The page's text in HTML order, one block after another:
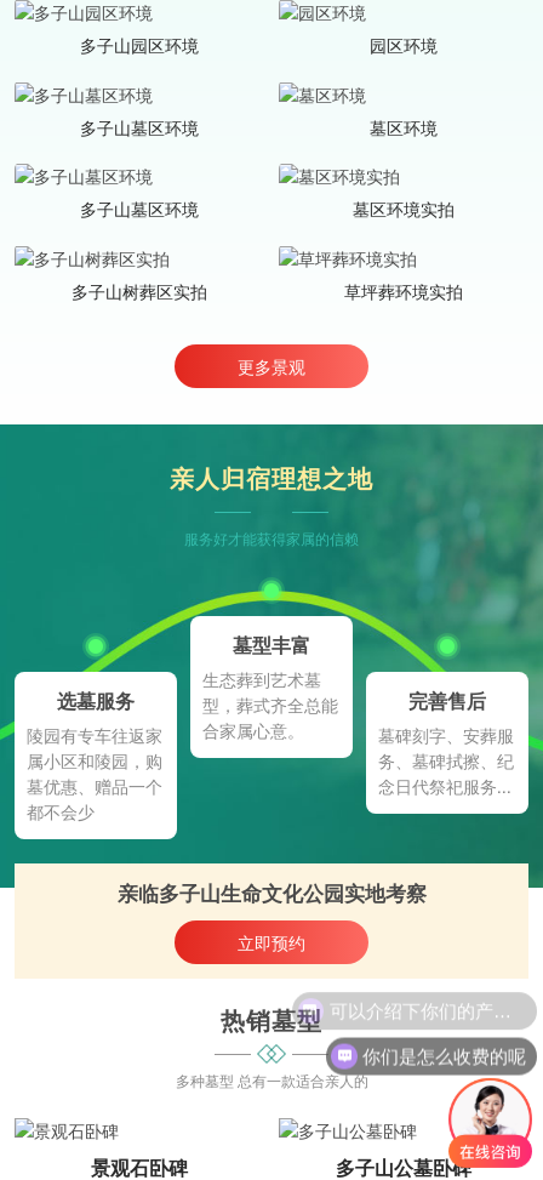
多子山园区环境 园区环境
多子山墓区环境 墓区环境
多子山墓区环境 墓区环境实拍
多子山树葬区实拍 草坪葬环境实拍
更多景观
亲人归宿理想之地
服务好才能获得家属的信赖
选墓服务
陵园有专车往返家
属小区和陵园，购
墓优惠、赠品一个
都不会少
墓型丰富
生态葬到艺术墓
型，葬式齐全总能
合家属心意。
完善售后
墓碑刻字、安葬服
务、墓碑拭擦、纪
念日代祭祀服务...
亲临多子山生命文化公园实地考察
立即预约
热销墓型
多种墓型 总有一款适合亲人的
景观石卧碑 多子山公墓卧碑
可以介绍下你们的产品么
你们是怎么收费的呢